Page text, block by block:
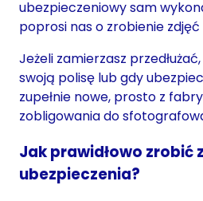
ubezpieczeniowy sam
poprosi nas o zrobienie zdjęć
Jeżeli zamierzasz
swoją polisę lub gdy
zupełnie nowe, prosto z
zobligowania do
Jak prawidłowo zrobić
ubezpieczenia?